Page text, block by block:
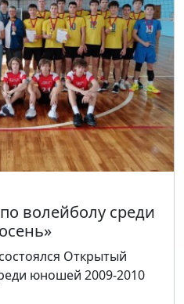
волейболу среди
Открытый
юношей 2009-2010